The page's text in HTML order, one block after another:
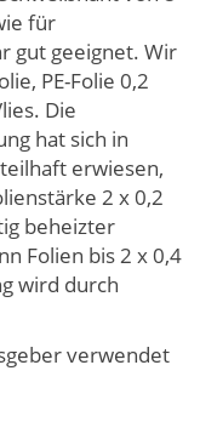
für
gut geeignet. Wir
PE-Folie 0,2
Die
hat sich in
erwiesen,
2 x 0,2
beheizter
Folien bis 2 x 0,4
wird durch
verwendet